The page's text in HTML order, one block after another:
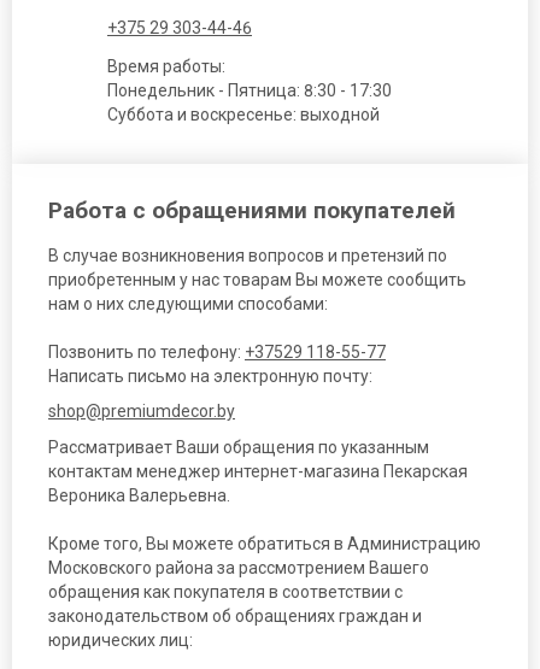
+375 29 303-44-46
Время работы:
Понедельник - Пятница: 8:30 - 17:30
Суббота и воскресенье: выходной
Работа с обращениями покупателей
В случае возникновения вопросов и претензий по
приобретенным у нас товарам Вы можете сообщить
нам о них следующими способами:
Позвонить по телефону: +37529 118-55-77
Написать письмо на электронную почту:
shop@premiumdecor.by
Рассматривает Ваши обращения по указанным
контактам менеджер интернет-магазина Пекарская
Вероника Валерьевна.
Кроме того, Вы можете обратиться в Администрацию
Московского района за рассмотрением Вашего
обращения как покупателя в соответствии с
законодательством об обращениях граждан и
юридических лиц: